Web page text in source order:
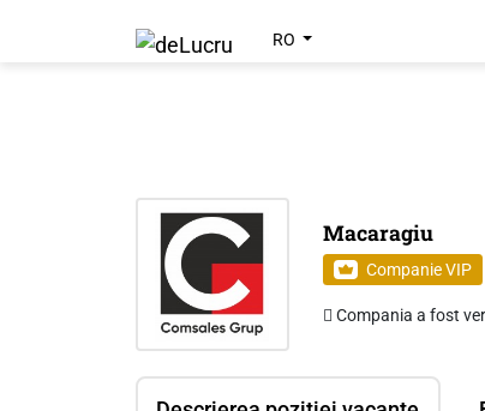
RO
Macaragiu
Companie VIP
Compania a fost